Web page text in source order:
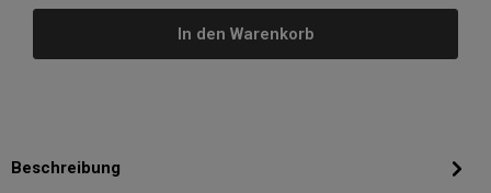
In den Warenkorb
Beschreibung